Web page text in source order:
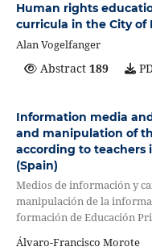
Human rights
curricula in the City of
Alan Vogelfanger
Abstract 189
Information media
and manipulation of
according to teachers
(Spain)
Medios de información y
manipulación de la
formación de Educación
Álvaro-Francisco Morote